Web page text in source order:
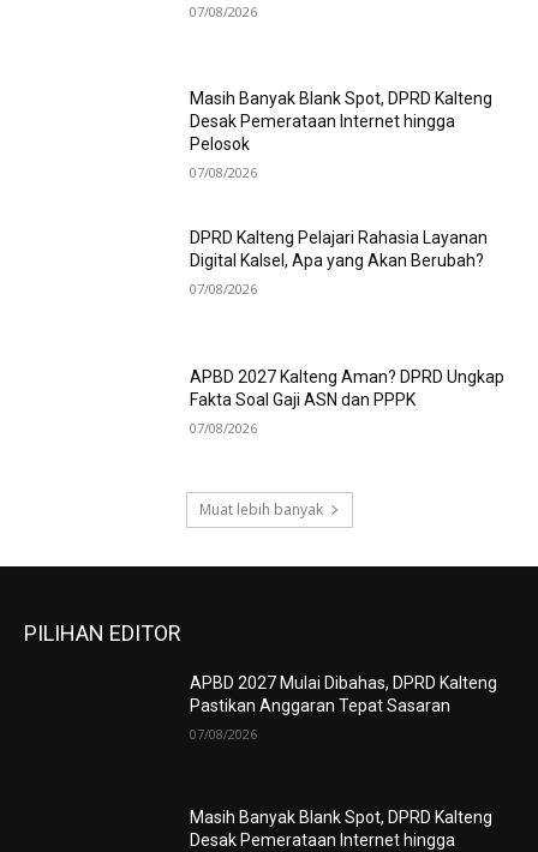
07/08/2026
Masih Banyak Blank Spot, DPRD Kalteng
Desak Pemerataan Internet hingga
Pelosok
07/08/2026
DPRD Kalteng Pelajari Rahasia Layanan
Digital Kalsel, Apa yang Akan Berubah?
07/08/2026
APBD 2027 Kalteng Aman? DPRD Ungkap
Fakta Soal Gaji ASN dan PPPK
07/08/2026
Muat lebih banyak
PILIHAN EDITOR
APBD 2027 Mulai Dibahas, DPRD Kalteng
Pastikan Anggaran Tepat Sasaran
07/08/2026
Masih Banyak Blank Spot, DPRD Kalteng
Desak Pemerataan Internet hingga